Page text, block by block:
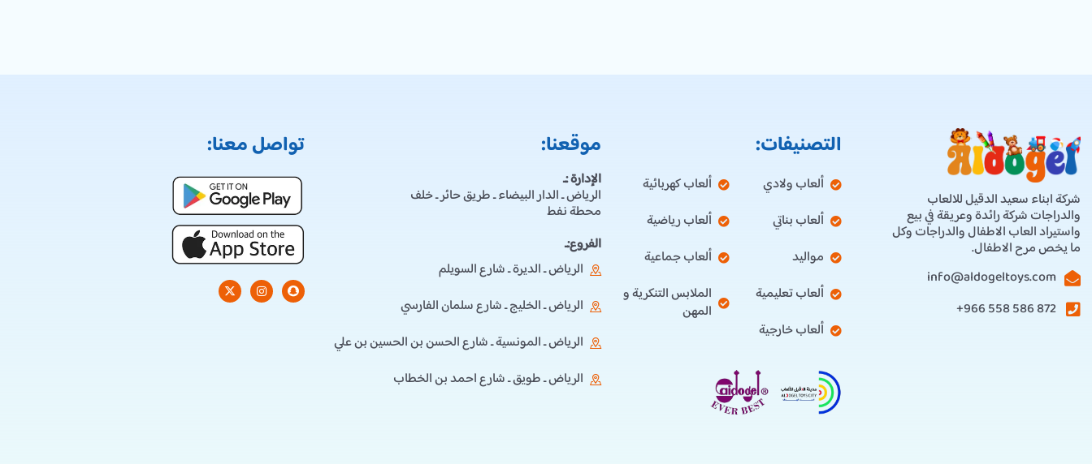
شركة ابناء سعيد الدقيل للالعاب
والدراجات شركة رائدة وعريقة في بيع
واستيراد العاب الاطفال والدراجات وكل
ما يخص مرح الاطفال.
info@aldogeltoys.com
872 586 558 966+
التصنيفات:
ألعاب ولادي
ألعاب بناتي
مواليد
ألعاب تعليمية
ألعاب خارجية
ألعاب كهربائية
ألعاب رياضية
ألعاب جماعية
الملابس التنكرية و
المهن
موقعنا:
الإدارة :ـ
الرياض ـ الدار البيضاء ـ طريق حائر ـ خلف
محطة نفط
الفروع:ـ
الرياض ـ الديرة ـ شارع السويلم
الرياض ـ الخليج ـ شارع سلمان الفارسي
الرياض ـ المونسية ـ شارع الحسن بن الحسين بن علي
الرياض ـ طويق ـ شارع احمد بن الخطاب
تواصل معنا: